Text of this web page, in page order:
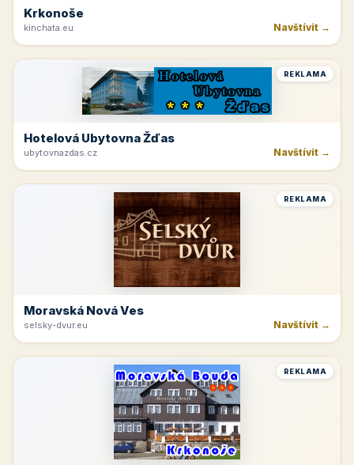
Krkonoše
kinchata.eu Navštívit →
REKLAMA
Hotelová Ubytovna Žďas
ubytovnazdas.cz Navštívit →
REKLAMA
Moravská Nová Ves
selsky-dvur.eu Navštívit →
REKLAMA